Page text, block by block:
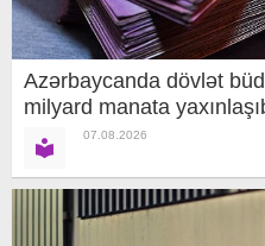
Azərbaycanda dövlət
milyard manata
07.08.2026